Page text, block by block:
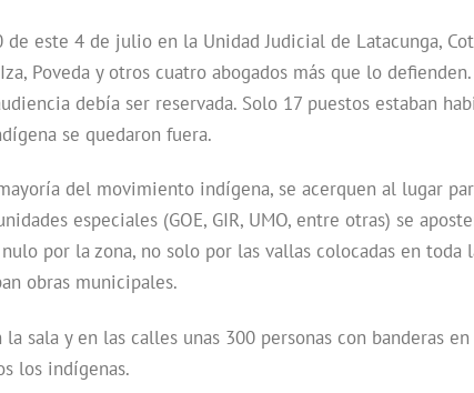
este 4 de julio en la Unidad Judicial de Latacunga,
Poveda y otros cuatro abogados más que lo
debía ser reservada. Solo 17 puestos estaban
se quedaron fuera.
del movimiento indígena, se acerquen al lugar
especiales (GOE, GIR, UMO, entre otras) se
por la zona, no solo por las vallas colocadas en
obras municipales.
sala y en las calles unas 300 personas con banderas
los indígenas.